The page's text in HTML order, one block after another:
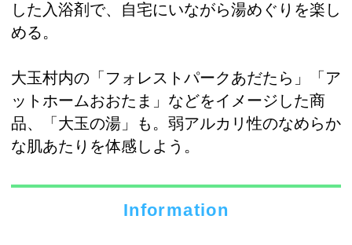
した入浴剤で、自宅にいながら湯めぐりを楽し
める。
大玉村内の「フォレストパークあだたら」「ア
ットホームおおたま」などをイメージした商
品、「大玉の湯」も。弱アルカリ性のなめらか
な肌あたりを体感しよう。
Information